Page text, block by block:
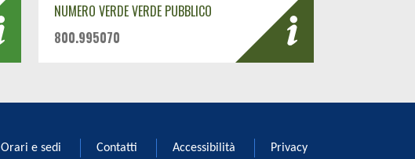
NUMERO VERDE VERDE PUBBLICO
800.995070
Orari e sedi Contatti Accessibilità Privacy